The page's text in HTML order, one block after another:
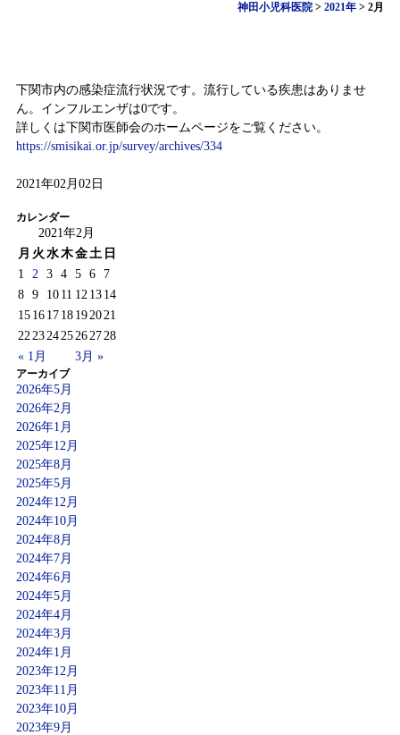
神田小児科医院 >2021年 >2月
下関市内の感染症流行状況です。流行している疾患はありませ
ん。インフルエンザは0です。
詳しくは下関市医師会のホームページをご覧ください。
https://smisikai.or.jp/survey/archives/334
2021年02月02日
カレンダー
2021年2月
月 火 水木金土 日
« 1月 3月 »
1 2 3 4 5 6
7
8
9 10 11 12 13 14
15 16 17 18 192021
22232425262728
アーカイブ
2026年5月
2026年2月
2026年1月
2025年12月
2025年8月
2025年5月
2024年12月
2024年10月
2024年8月
2024年7月
2024年6月
2024年5月
2024年4月
2024年3月
2024年1月
2023年12月
2023年11月
2023年10月
2023年9月